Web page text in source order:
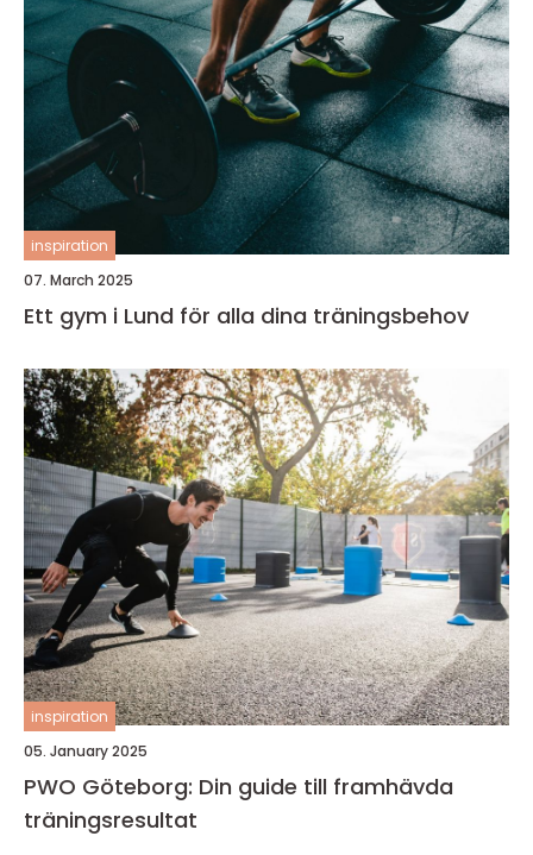
inspiration
07. March 2025
Ett gym i Lund för alla dina träningsbehov
inspiration
05. January 2025
PWO Göteborg: Din guide till framhävda
träningsresultat